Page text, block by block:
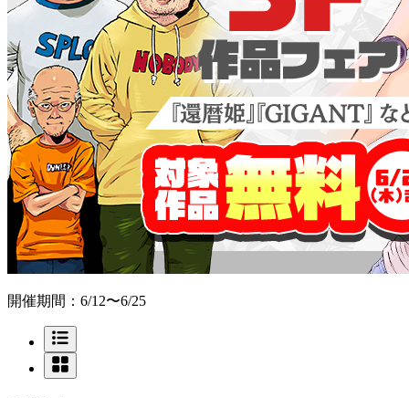
開催期間：6/12〜6/25